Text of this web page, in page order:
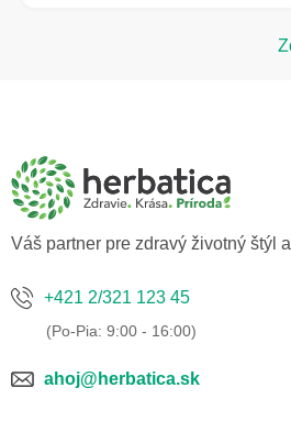
Váš partner pre zdravý životný štýl
+421 2/321 123 45
ahoj@herbatica.sk